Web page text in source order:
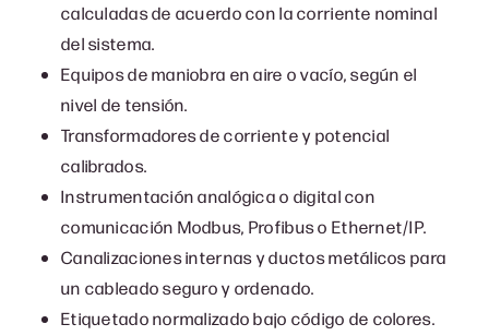
calculadas de acuerdo con la corriente nominal
del sistema.
Equipos de maniobra en aire o vacío, según el
nivel de tensión.
Transformadores de corriente y potencial
calibrados.
Instrumentación analógica o digital con
comunicación Modbus, Profibus o Ethernet/IP.
Canalizaciones internas y ductos metálicos para
un cableado seguro y ordenado.
Etiquetado normalizado bajo código de colores.